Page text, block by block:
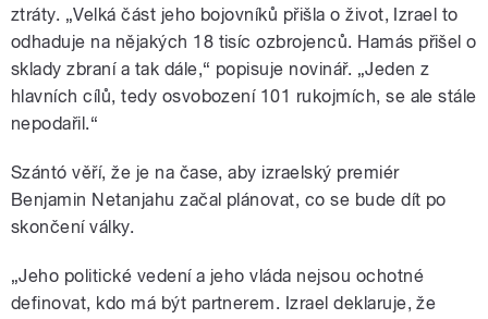
ztráty. „Velká část jeho bojovníků přišla o život, Izrael to
odhaduje na nějakých 18 tisíc ozbrojenců. Hamás přišel o
sklady zbraní a tak dále,“ popisuje novinář. „Jeden z
hlavních cílů, tedy osvobození 101 rukojmích, se ale stále
nepodařil.“
Szántóvěří, že je na čase, aby izraelský premiér
Benjamin Netanjahu začal plánovat, co se bude dít po
skončení války.
„Jeho politické vedení a jeho vláda nejsou ochotné
definovat, kdo má být partnerem. Izrael deklaruje, že